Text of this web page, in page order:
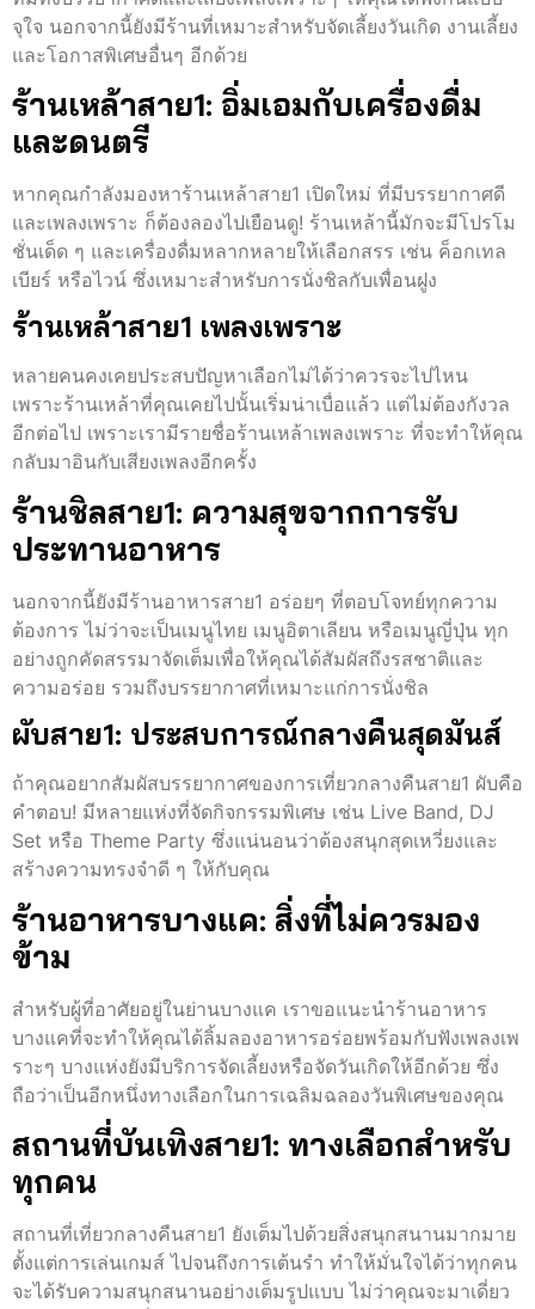
จุใจ นอกจากนี้ยังมีร้านที่เหมาะสำหรับจัดเลี้ยงวันเกิด งานเลี้ยง
และโอกาสพิเศษอื่นๆ อีกด้วย
ร้านเหล้าสาย1: อิ่มเอมกับเครื่องดื่ม
และดนตรี
หากคุณกำลังมองหาร้านเหล้าสาย1 เปิดใหม่ ที่มีบรรยากาศดี
และเพลงเพราะ ก็ต้องลองไปเยือนดู! ร้านเหล้านี้มักจะมีโปรโม
ชั่นเด็ด ๆ และเครื่องดื่มหลากหลายให้เลือกสรร เช่น ค็อกเทล
เบียร์ หรือไวน์ ซึ่งเหมาะสำหรับการนั่งชิลกับเพื่อนฝูง
ร้านเหล้าสาย1 เพลงเพราะ
หลายคนคงเคยประสบปัญหาเลือกไม่ได้ว่าควรจะไปไหน
เพราะร้านเหล้าที่คุณเคยไปนั้นเริ่มน่าเบื่อแล้ว แต่ไม่ต้องกังวล
อีกต่อไป เพราะเรามีรายชื่อร้านเหล้าเพลงเพราะ ที่จะทำให้คุณ
กลับมาอินกับเสียงเพลงอีกครั้ง
ร้านชิลสาย1: ความสุขจากการรับ
ประทานอาหาร
นอกจากนี้ยังมีร้านอาหารสาย1 อร่อยๆ ที่ตอบโจทย์ทุกความ
ต้องการ ไม่ว่าจะเป็นเมนูไทย เมนูอิตาเลียน หรือเมนูญี่ปุ่น ทุก
อย่างถูกคัดสรรมาจัดเต็มเพื่อให้คุณได้สัมผัสถึงรสชาติและ
ความอร่อย รวมถึงบรรยากาศที่เหมาะแก่การนั่งชิล
ผับสาย1: ประสบการณ์กลางคืนสุดมันส์
ถ้าคุณอยากสัมผัสบรรยากาศของการเที่ยวกลางคืนสาย1 ผับคือ
คำตอบ! มีหลายแห่งที่จัดกิจกรรมพิเศษ เช่น Live Band, DJ
Set หรือ Theme Party ซึ่งแน่นอนว่าต้องสนุกสุดเหวี่ยงและ
สร้างความทรงจำดี ๆ ให้กับคุณ
ร้านอาหารบางแค: สิ่งที่ไม่ควรมอง
ข้าม
สำหรับผู้ที่อาศัยอยู่ในย่านบางแค เราขอแนะนำร้านอาหาร
บางแคที่จะทำให้คุณได้ลิ้มลองอาหารอร่อยพร้อมกับฟังเพลงเพ
ราะๆ บางแห่งยังมีบริการจัดเลี้ยงหรือจัดวันเกิดให้อีกด้วย ซึ่ง
ถือว่าเป็นอีกหนึ่งทางเลือกในการเฉลิมฉลองวันพิเศษของคุณ
สถานที่บันเทิงสาย1: ทางเลือกสำหรับ
ทุกคน
สถานที่เที่ยวกลางคืนสาย1 ยังเต็มไปด้วยสิ่งสนุกสนานมากมาย
ตั้งแต่การเล่นเกมส์ ไปจนถึงการเต้นรำ ทำให้มั่นใจได้ว่าทุกคน
จะได้รับความสนุกสนานอย่างเต็มรูปแบบ ไม่ว่าคุณจะมาเดี่ยว